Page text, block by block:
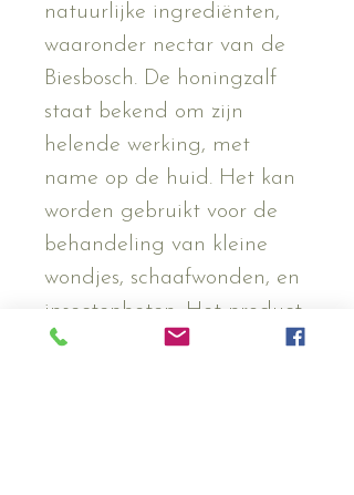
natuurlijke ingrediënten,
waaronder nectar van de
Biesbosch. De honingzalf
staat bekend om zijn
helende werking, met
name op de huid. Het kan
worden gebruikt voor de
behandeling van kleine
wondjes, schaafwonden, en
insectenbeten. Het product
is geschikt voor alle